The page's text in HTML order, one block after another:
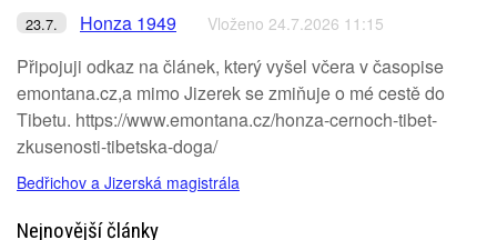
23.7. Honza 1949 Vloženo 24.7.2026 11:15
Připojuji odkaz na článek, který vyšel včera v časopise
emontana.cz,a mimo Jizerek se zmiňuje o mé cestě do
Tibetu. https://www.emontana.cz/honza-cernoch-tibet-
zkusenosti-tibetska-doga/
Bedřichov a Jizerská magistrála
Nejnovější články